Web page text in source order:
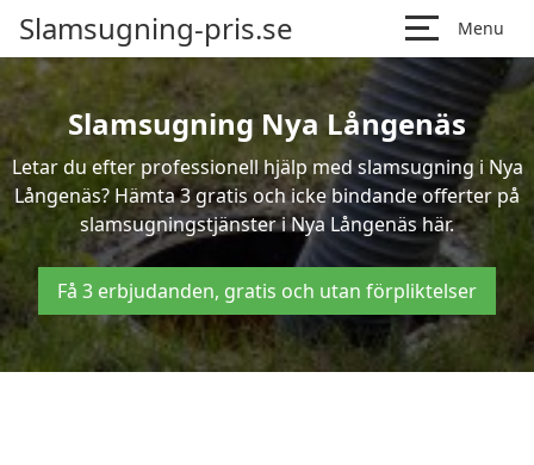
Slamsugning-pris.se Menu
Slamsugning Nya Långenäs
Letar du efter professionell hjälp med slamsugning i Nya
Långenäs? Hämta 3 gratis och icke bindande offerter på
slamsugningstjänster i Nya Långenäs här.
Få 3 erbjudanden, gratis och utan förpliktelser